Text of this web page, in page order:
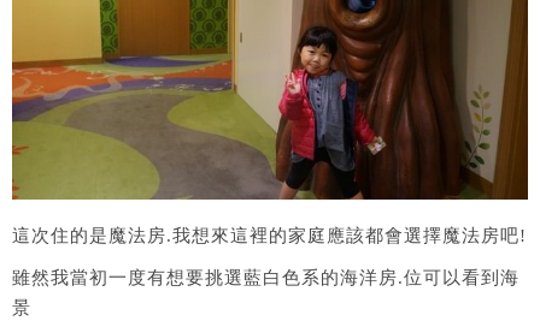
這次住的是魔法房.我想來這裡的家庭應該都會選擇魔法房吧!
雖然我當初一度有想要挑選藍白色系的海洋房.位可以看到海
景